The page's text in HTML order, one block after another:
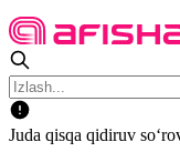
Juda qisqa qidiruv